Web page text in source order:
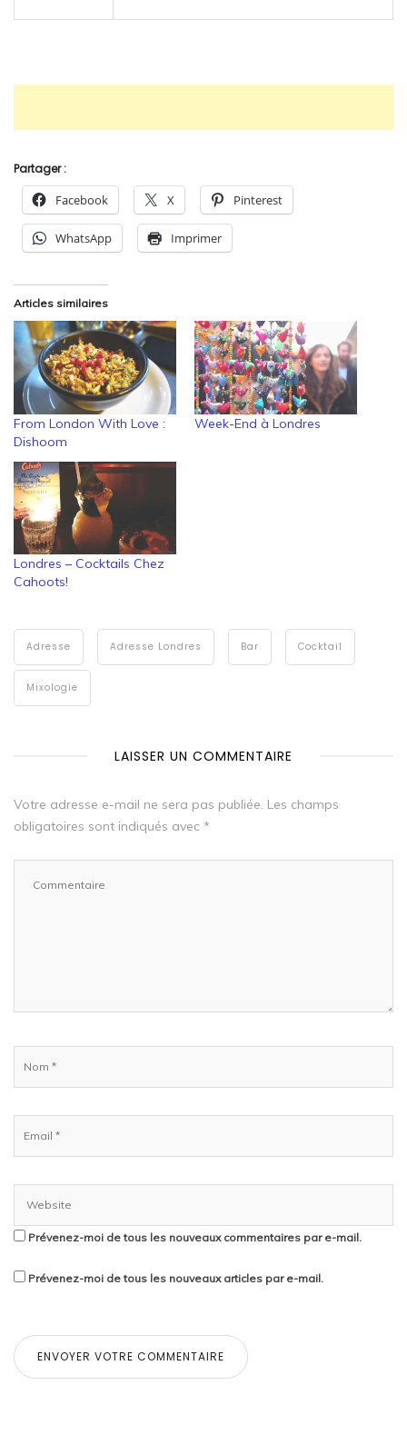
Partager :
Facebook X Pinterest
WhatsApp Imprimer
Articles similaires
From London With Love :
Dishoom
Week-End à Londres
Londres – Cocktails Chez
Cahoots!
Adresse Adresse Londres Bar Cocktail
Mixologie
LAISSER UN COMMENTAIRE
Votre adresse e-mail ne sera pas publiée. Les champs
obligatoires sont indiqués avec *
Prévenez-moi de tous les nouveaux commentaires par e-mail.
Prévenez-moi de tous les nouveaux articles par e-mail.